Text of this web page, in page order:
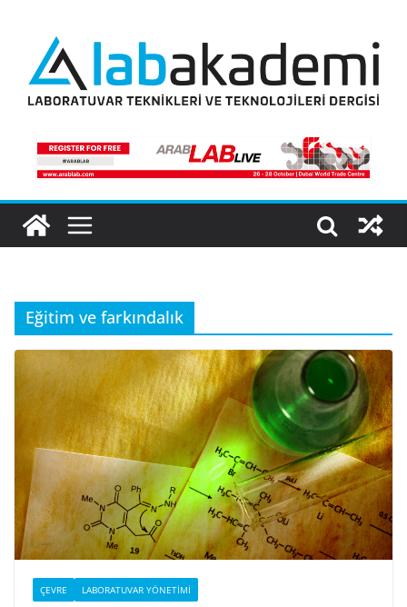
content
Eğitim ve farkındalık
ÇEVRE LABORATUVAR YÖNETIMI